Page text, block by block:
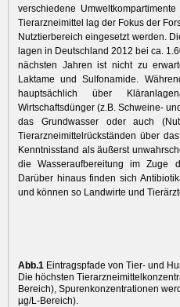
verschiedene
Tierarzneimittel lag der Fokus der
Nutztierbereich eingesetzt werden.
­lagen in Deutschland 2012 bei ca.
nächsten Jahren ist nicht zu
Laktame und Sulfonamide.
hauptsächlich über
Wirtschaftsdünger (z.B. Schweine-
das Grundwasser oder auch
Tierarzneimittelrückständen über
Kenntnisstand als äußerst
die Wasserauf­bereitung im Zuge
Darüber hinaus finden sich
und können so Landwirte und
Abb.1 Eintragspfade von Tier- und
Die höchsten
Bereich), Spurenkonzentrationen
µg/L-Bereich).